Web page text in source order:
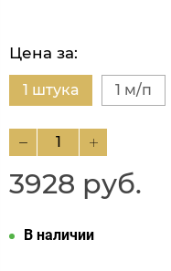
Цена за:
1 штука 1 м/п
3928 руб.
В наличии